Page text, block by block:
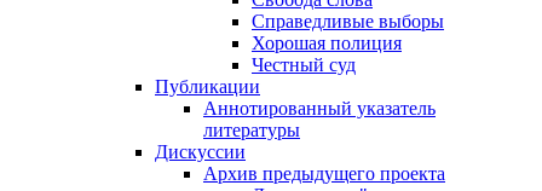
Справедливые выборы
Хорошая полиция
Честный суд
Публикации
Аннотированный указатель
литературы
Дискуссии
Архив предыдущего проекта